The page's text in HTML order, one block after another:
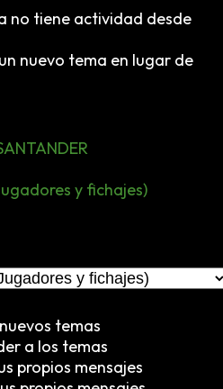
no tiene actividad desde
nuevo tema en lugar de
y fichajes)
temas
a los temas
propios mensajes